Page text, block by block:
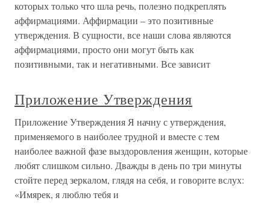
которых только что шла речь, полезно подкреплять
аффирмациями. Аффирмации – это позитивные
утверждения. В сущности, все наши слова являются
аффирмациями, просто они могут быть как
позитивными, так и негативными. Все зависит
Приложение Утверждения
Приложение Утверждения Я начну с утверждения,
применяемого в наиболее трудной и вместе с тем
наиболее важной фазе выздоровления женщин, которые
любят слишком сильно. Дважды в день по три минуты
стойте перед зеркалом, глядя на себя, и говорите вслух:
«Имярек, я люблю тебя и